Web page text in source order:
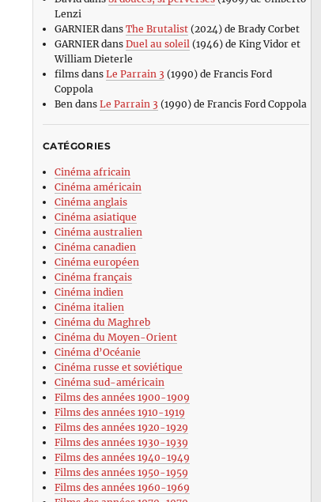
Lenzi
GARNIERdans The Brutalist(2024) de Brady Corbet
GARNIERdans Duel au soleil (1946) de King Vidor et
William Dieterle
filmsdans Le Parrain 3 (1990) de Francis Ford
Coppola
Ben dans Le Parrain 3 (1990) de Francis Ford Coppola
CATÉGORIES
Cinéma africain
Cinéma américain
Cinéma anglais
Cinéma asiatique
Cinéma australien
Cinéma canadien
Cinéma européen
Cinéma français
Cinéma indien
Cinéma italien
Cinéma du Maghreb
Cinéma du Moyen-Orient
Cinéma d’Océanie
Cinéma russe et soviétique
Cinéma sud-américain
Films des années 1900-1909
Films des années 1910-1919
Films des années 1920-1929
Films des années 1930-1939
Films des années 1940-1949
Films des années 1950-1959
Films des années 1960-1969